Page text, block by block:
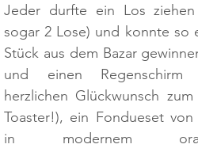
Jeder durfte ein Los
sogar 2 Lose) und konnte so
Stück aus dem Bazar
und einen
herzlichen Glückwunsch
Toaster!), ein Fondueset
in modernem